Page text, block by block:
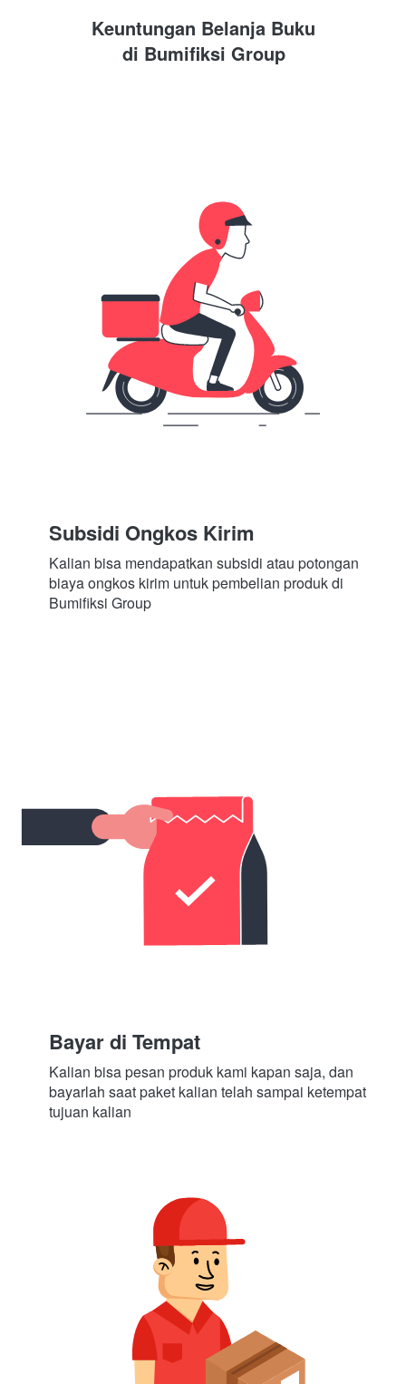
Keuntungan Belanja Buku
di Bumifiksi Group
Subsidi Ongkos Kirim
Kalian bisa mendapatkan subsidi atau potongan
biaya ongkos kirim untuk pembelian produk di
Bumifiksi Group
Bayar di Tempat
Kalian bisa pesan produk kami kapan saja, dan
bayarlah saat paket kalian telah sampai ketempat
tujuan kalian